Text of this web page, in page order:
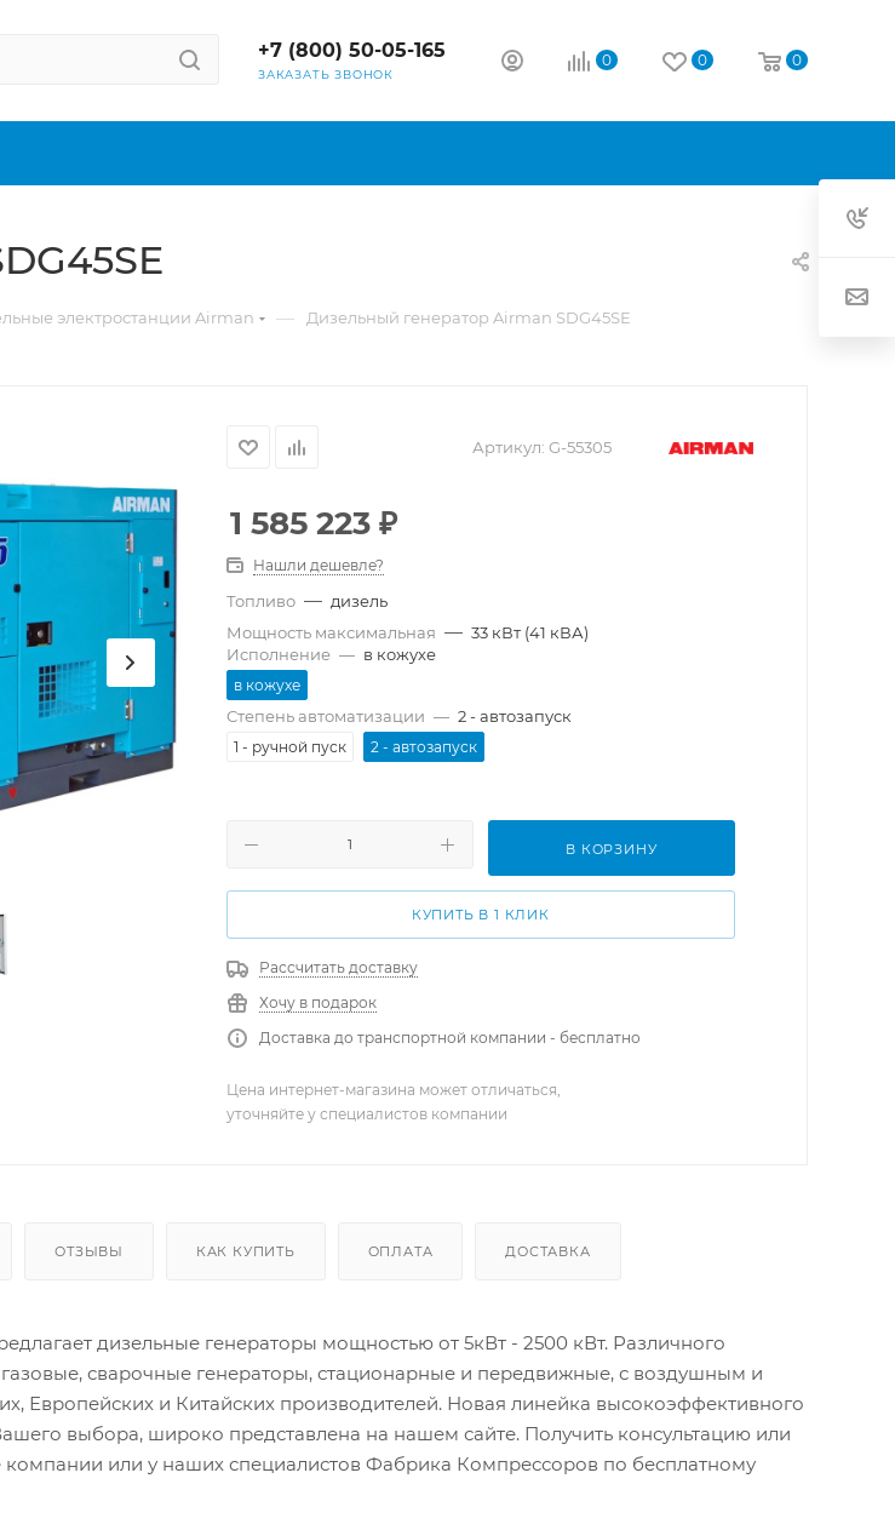
+7 (800) 50-05-165
ЗАКАЗАТЬ ЗВОНОК
0 0 0
электростанции Airman — Дизельный генератор Airman SDG45SE
Артикул: G-55305
1 585 223₽
Нашли дешевле?
Топливо — дизель
Мощность максимальная — 33 кВт (41 кВА)
Исполнение — в кожухе
в кожухе
Степень автоматизации — 2 - автозапуск
1 - ручной пуск 2 - автозапуск
В КОРЗИНУ
КУПИТЬ В 1 КЛИК
Рассчитать доставку
Хочу в подарок
Доставка до транспортной компании - бесплатно
Цена интернет-магазина может отличаться,
уточняйте у специалистов компании
ОТЗЫВЫ КАК КУПИТЬ ОПЛАТА ДОСТАВКА
дизельные генераторы мощностью от 5кВт - 2500 кВт. Различного
сварочные генераторы, стационарные и передвижные, с воздушным и
Европейских и Китайских производителей. Новая линейка высокоэффективного
выбора, широко представлена на нашем сайте. Получить консультацию или
компании или у наших специалистов Фабрика Компрессоров по бесплатному